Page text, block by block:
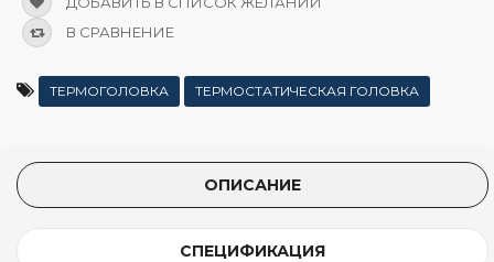
В СРАВНЕНИЕ
ТЕРМОГОЛОВКА ТЕРМОСТАТИЧЕСКАЯ ГОЛОВКА
ОПИСАНИЕ
СПЕЦИФИКАЦИЯ